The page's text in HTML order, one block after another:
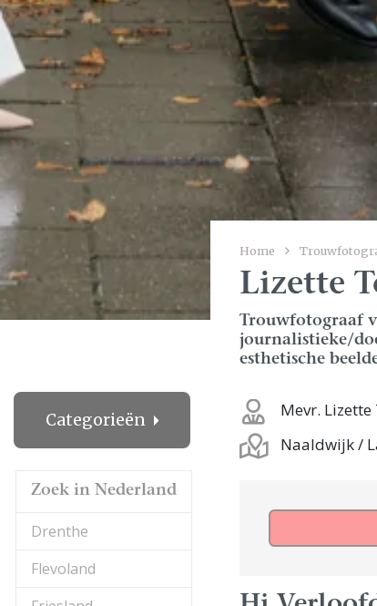
Home
Lizette
Trouwfotograaf
journalistieke/
esthetische
Categorieën
Zoek in Nederland
Drenthe
Flevoland
Mevr. Lizette
Naaldwijk /